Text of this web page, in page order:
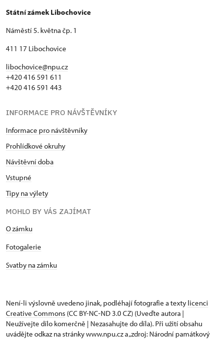
akcí v okolí. Mnoho let působí v kulturní komisi
města Libochovice.
Státní zámek Libochovice
Náměstí 5. května čp. 1
411 17 Libochovice
libochovice@npu.cz
+420 416 591 611
+420 416 591 443
INFORMACE PRO NÁVŠTĚVNÍKY
Informace pro návštěvníky
Prohlídkové okruhy
Návštěvní doba
Vstupné
Tipy na výlety
MOHLO BY VÁS ZAJÍMAT
O zámku
Fotogalerie
Svatby na zámku
Není-li výslovně uvedeno jinak, podléhají fotografie a texty licenci
Creative Commons (CC BY-NC-ND 3.0 CZ) (Uveďte autora |
Neužívejte dílo komerčně | Nezasahujte do díla). Při užití obsahu
uvádějte odkaz na stránky www.npu.cz a „zdroj: Národní památkový